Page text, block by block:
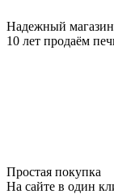
Надежный магазин
10 лет продаём
Простая покупка
На сайте в один